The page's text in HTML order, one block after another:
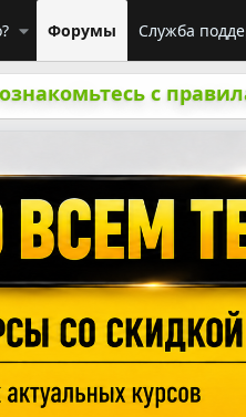
Форумы Служба
с